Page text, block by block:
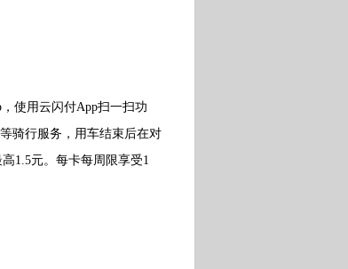
使用云闪付App扫一扫功
骑行服务，用车结束后在对
1.5元。每卡每周限享受1